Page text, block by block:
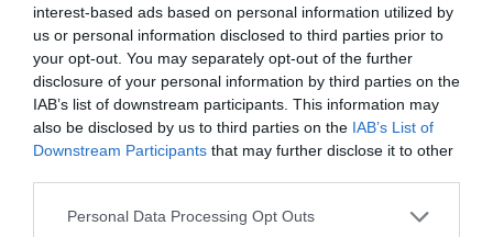
interest-based ads based on personal information utilized by
us or personal information disclosed to third parties prior to
your opt-out. You may separately opt-out of the further
disclosure of your personal information by third parties on the
IAB’s list of downstream participants. This information may
also be disclosed by us to third parties on the IAB’s List of
Downstream Participants that may further disclose it to other
Please note that this website/app uses one or more Google
Personal Data Processing Opt Outs